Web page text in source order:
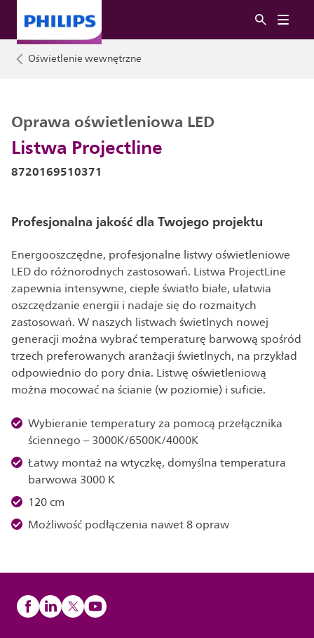
Oświetlenie wewnętrzne
Listwa Projectline
Oprawa oświetleniowa LED
8720169510371
Profesjonalna jakość dla Twojego projektu
Energooszczędne, profesjonalne listwy oświetleniowe
LED do różnorodnych zastosowań. Listwa ProjectLine
zapewnia intensywne, ciepłe światło białe, ułatwia
oszczędzanie energii i nadaje się do rozmaitych
zastosowań. W naszych listwach świetlnych nowej
generacji można wybrać temperaturę barwową spośród
trzech preferowanych aranżacji świetlnych, na przykład
odpowiednio do pory dnia. Listwę oświetleniową
można mocować na ścianie (w poziomie) i suficie.
Wybieranie temperatury za pomocą przełącznika
ściennego – 3000K/6500K/4000K
Łatwy montaż na wtyczkę, domyślna temperatura
barwowa 3000 K
120 cm
Możliwość podłączenia nawet 8 opraw